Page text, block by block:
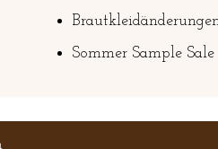
Sommer Sample Sale